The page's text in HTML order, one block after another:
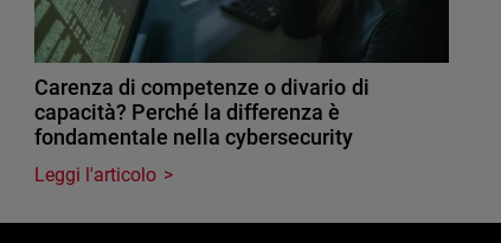
Carenza di competenze o divario di
capacità? Perché la differenza è
fondamentale nella cybersecurity
Leggi l'articolo